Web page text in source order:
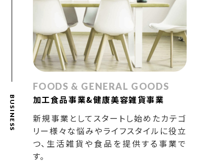
BUSINESS
FOODS & GENERAL GOODS
加工食品事業&健康美容雑貨事業
新規事業としてスタートし始めたカテゴ
リー様々な悩みやライフスタイルに役立
つ、生活雑貨や食品を提供する事業で
す。